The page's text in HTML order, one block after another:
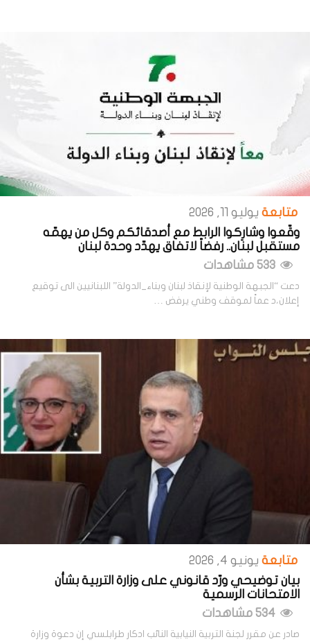
متابعة يوليو 11, 2026
وقّعوا وشارِكوا الرابط مع أصدقائكم وكل من يهمّه
مستقبل لبنان.. رفضاً لاتفاق يهدّد وحدة لبنان
دعت “الجبهة الوطنية لإنقاذ لبنان وبناء_الدولة” اللبنانيين الى توقيع
إعلان،د عماً لموقف وطني يرفض …
متابعة يونيو 4, 2026
بيان توضيحي ورّد قانوني على وزارة التربية بشأن
الامتحانات الرسمية
صادر عن مقرر لجنة التربية النيابية النائب ادكار طرابلسي إن دعوة وزارة